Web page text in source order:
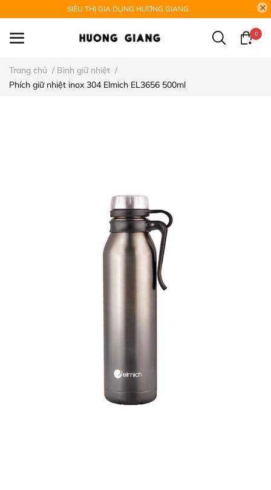
SIÊU THỊ GIA DỤNG HƯƠNG GIANG
0
Trang chủ / Bình giữ nhiệt /
Phích giữ nhiệt inox 304 Elmich EL3656 500ml